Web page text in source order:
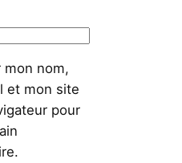
mon nom,
et mon site
pour